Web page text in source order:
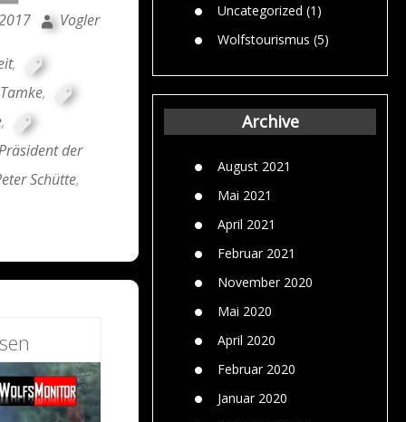
Uncategorized (1)
Wolfstourismus (5)
Archive
August 2021
Mai 2021
April 2021
Februar 2021
November 2020
Mai 2020
April 2020
Februar 2020
Januar 2020
Vogler
,
,
,
der
Schütte,